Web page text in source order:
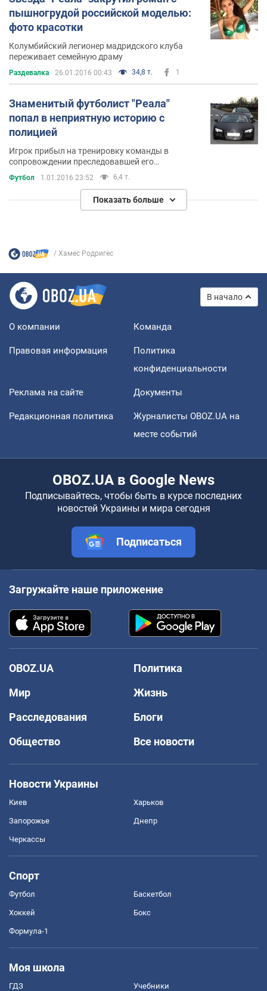
пышногрудой российской моделью:
фото красотки
Колумбийский легионер мадридского клуба
переживает семейную драму
Раздевалка 26.01.2016 00:43 34,8 т. 1
Знаменитый футболист "Реала"
попал в неприятную историю с
полицией
Игрок прибыл на тренировку команды в
сопровождении преследовавшей его
Футбол 1.01.2016 23:52 6,4 т.
Показать больше
Хамес Родригес
В начало
О компании Команда
Правовая информация
Политика
конфиденциальности
Реклама на сайте Документы
Редакционная политика
Журналисты OBOZ.UA на
месте событий
OBOZ.UA в Google News
Подписывайтесь, чтобы быть в курсе последних
новостей Украины и мира сегодня
Подписаться
Загружайте наше приложение
OBOZ.UA
Политика
Мир
Жизнь
Расследования
Блоги
Общество
Все новости
Новости Украины
Киев Харьков
Запорожье Днепр
Черкассы
Спорт
Футбол Баскетбол
Хоккей Бокс
Формула-1
Моя школа
ГДЗ Учебники